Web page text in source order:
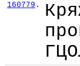
160779 .